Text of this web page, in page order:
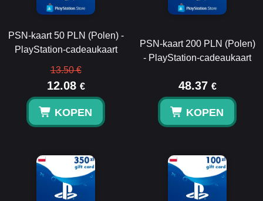
PSN-kaart 50 PLN (Polen) -
PlayStation-cadeaukaart
13.50 €
12.08 €
KOPEN
PSN-kaart 200 PLN (Polen)
- PlayStation-cadeaukaart
48.37 €
KOPEN